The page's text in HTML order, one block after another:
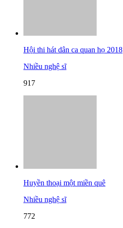
Hội thi hát dân ca quan họ 2018
Nhiều nghệ sĩ
917
Huyền thoại một miền quê
Nhiều nghệ sĩ
772